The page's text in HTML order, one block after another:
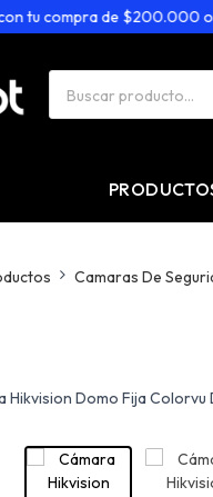
compra de $200.000 o
Camaras De